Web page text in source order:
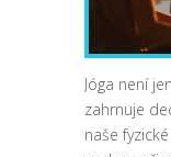
Jóga není
zahrnuje
naše